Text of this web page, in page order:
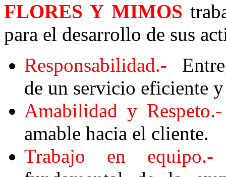
FLORES Y MIMOS
para el desarrollo de sus
Responsabilidad.-
de un servicio eficiente
Amabilidad y Respeto.-
amable hacia el cliente.
Trabajo en equipo.-